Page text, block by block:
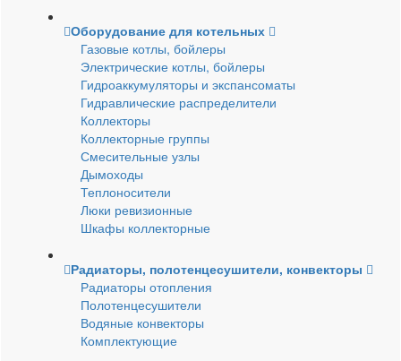
Оборудование для котельных
Газовые котлы, бойлеры
Электрические котлы, бойлеры
Гидроаккумуляторы и экспансоматы
Гидравлические распределители
Коллекторы
Коллекторные группы
Смесительные узлы
Дымоходы
Теплоносители
Люки ревизионные
Шкафы коллекторные
Радиаторы, полотенцесушители, конвекторы
Радиаторы отопления
Полотенцесушители
Водяные конвекторы
Комплектующие